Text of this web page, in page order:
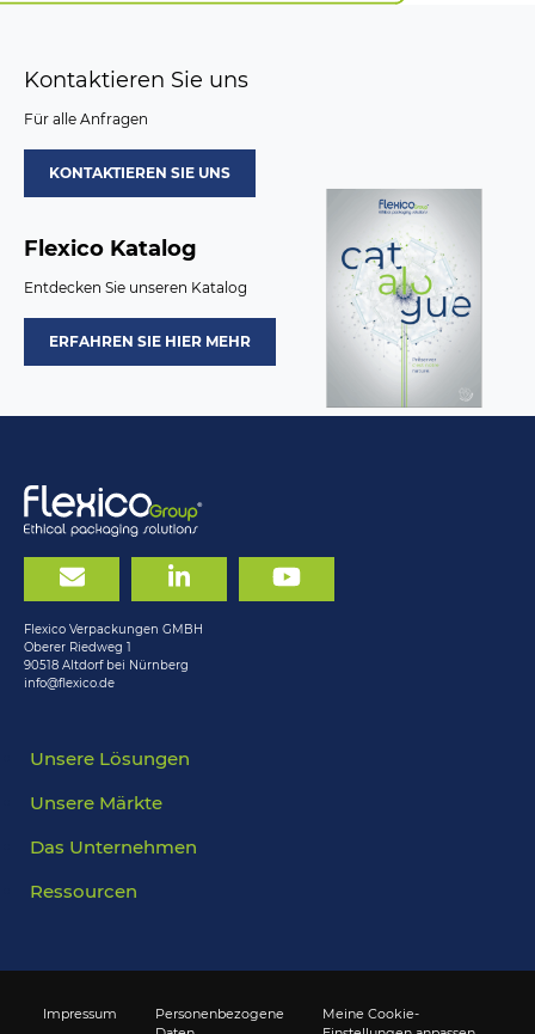
Kontaktieren Sie uns
Für alle Anfragen
KONTAKTIEREN SIE UNS
Flexico Katalog
Entdecken Sie unseren Katalog
ERFAHREN SIE HIER MEHR
Flexico Verpackungen GMBH
Oberer Riedweg 1
90518 Altdorf bei Nürnberg
info@flexico.de
Unsere Lösungen
Unsere Märkte
Das Unternehmen
Ressourcen
Impressum
Personenbezogene
Meine Cookie-